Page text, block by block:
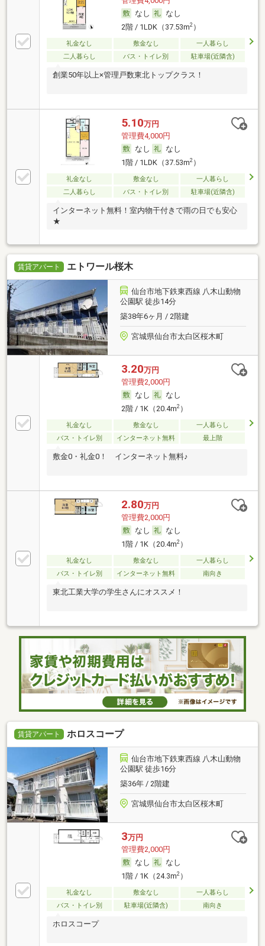
なし
なし
2階 / 1LDK（37.53m2）
礼金なし 敷金なし
一人暮らし
二人暮らし
バス・トイレ別 駐車場(近隣含)
創業50年以上×管理戸数東北トップクラス！
5.10万円
管理費4,000円
なし
なし
1階 / 1LDK（37.53m2）
礼金なし 敷金なし
一人暮らし
二人暮らし
バス・トイレ別 駐車場(近隣含)
インターネット無料！室内物干付きで雨の日でも安心
★
賃貸アパート エトワール桜木
仙台市地下鉄東西線 八木山動物
公園駅 徒歩14分
築38年6ヶ月 / 2階建
宮城県仙台市太白区桜木町
3.20万円
管理費2,000円
なし
なし
2階 / 1K（20.4m2）
礼金なし 敷金なし
一人暮らし
バス・トイレ別
インターネット無料 最上階
敷金0・礼金0！ インターネット無料♪
2.80万円
管理費2,000円
なし
なし
1階 / 1K（20.4m2）
礼金なし 敷金なし
一人暮らし
バス・トイレ別
インターネット無料 南向き
東北工業大学の学生さんにオススメ！
賃貸アパート ホロスコープ
仙台市地下鉄東西線 八木山動物
公園駅 徒歩16分
築36年 / 2階建
宮城県仙台市太白区桜木町
3万円
管理費2,000円
なし
なし
1階 / 1K（24.3m2）
礼金なし 敷金なし
一人暮らし
バス・トイレ別
駐車場(近隣含) 南向き
ホロスコープ